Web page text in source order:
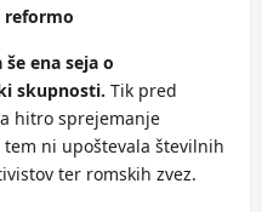
reformo
ena seja o
skupnosti. Tik pred
hitro sprejemanje
ni upoštevala številnih
ter romskih zvez.